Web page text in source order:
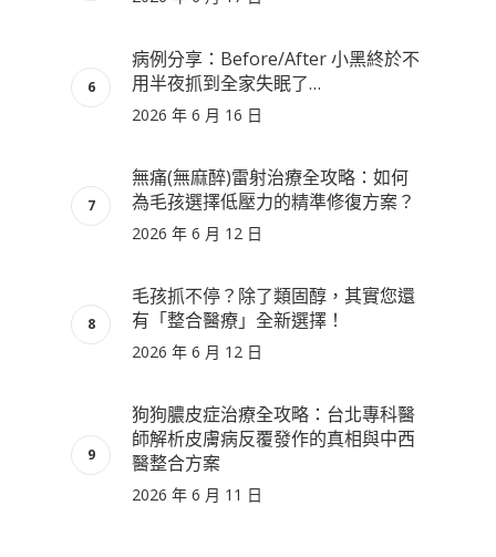
病例分享：Before/After 小黑終於不
用半夜抓到全家失眠了…
2026 年 6 月 16 日
無痛(無麻醉)雷射治療全攻略：如何
為毛孩選擇低壓力的精準修復方案？
2026 年 6 月 12 日
毛孩抓不停？除了類固醇，其實您還
有「整合醫療」全新選擇！
2026 年 6 月 12 日
狗狗膿皮症治療全攻略：台北專科醫
師解析皮膚病反覆發作的真相與中西
醫整合方案
2026 年 6 月 11 日